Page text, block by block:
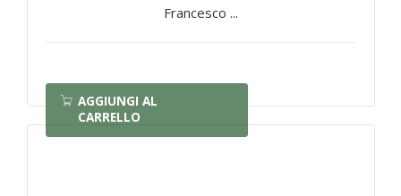
Francesco ...
AGGIUNGI AL
CARRELLO